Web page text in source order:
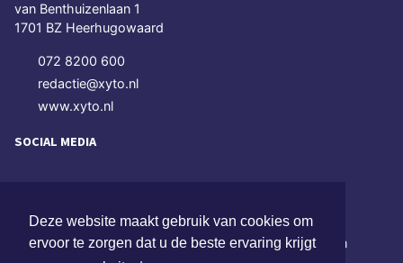
Deze website maakt gebruik van cookies om
ervoor te zorgen dat u de beste ervaring krijgt
van Benthuizenlaan 1
1701 BZ Heerhugowaard
072 8200 600
redactie@xyto.nl
www.xyto.nl
SOCIAL MEDIA
Schrijf je in voor onze nieuwsbrief en krijg wekelijks een